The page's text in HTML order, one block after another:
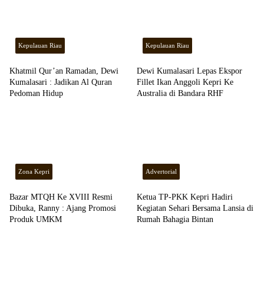
Kepulauan Riau
Khatmil Qur’an Ramadan, Dewi
Kumalasari : Jadikan Al Quran
Pedoman Hidup
Kepulauan Riau
Dewi Kumalasari Lepas Ekspor
Fillet Ikan Anggoli Kepri Ke
Australia di Bandara RHF
Zona Kepri
Bazar MTQH Ke XVIII Resmi
Dibuka, Ranny : Ajang Promosi
Produk UMKM
Advertorial
Ketua TP-PKK Kepri Hadiri
Kegiatan Sehari Bersama Lansia di
Rumah Bahagia Bintan